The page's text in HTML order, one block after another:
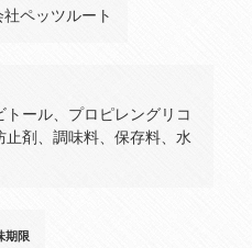
ペッツルート
ール、プロピレングリコ
剤、調味料、保存料、水
期限